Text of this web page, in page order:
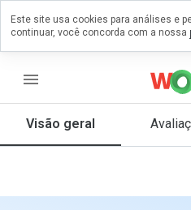
menu
Visão geral
um
que
Este site usa cookies para análises e
continuar, você concorda com a nossa